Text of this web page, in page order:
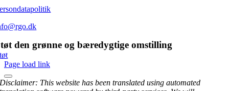
den grønne og bæredygtige omstilling
Page load link
Disclaimer: This website has been translated using automated